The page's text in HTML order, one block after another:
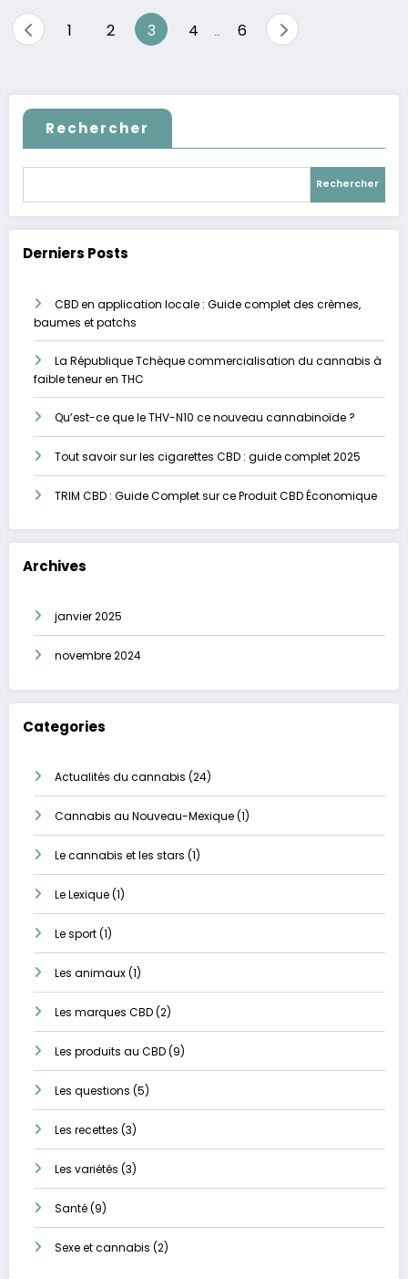
Pagination
1 2 3 4 … 6
Rechercher
Rechercher
Derniers Posts
CBD en application locale : Guide complet des crèmes,
baumes et patchs
La République Tchèque commercialisation du cannabis à
faible teneur en THC
Qu’est-ce que le THV-N10 ce nouveau cannabinoïde ?
Tout savoir sur les cigarettes CBD : guide complet 2025
TRIM CBD : Guide Complet sur ce Produit CBD Économique
Archives
janvier 2025
novembre 2024
Categories
Actualités du cannabis (24)
Cannabis au Nouveau-Mexique(1)
Le cannabis et les stars (1)
Le Lexique(1)
Le sport(1)
Les animaux(1)
Les marques CBD(2)
Les produits au CBD(9)
Les questions (5)
Les recettes (3)
Les variétés (3)
Santé(9)
Sexe et cannabis (2)